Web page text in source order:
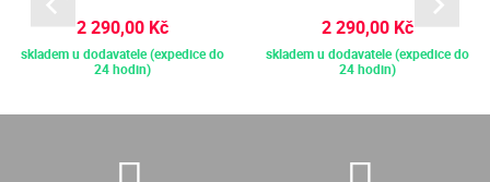
2 290,00 Kč
skladem u dodavatele (expedice do
24 hodin)
2 290,00 Kč
skladem u dodavatele (expedice do
24 hodin)